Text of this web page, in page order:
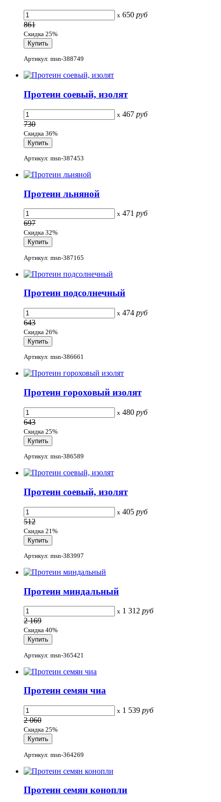
x 650 руб
861
Скидка 25%
Артикул: msn-388749
Протеин соевый, изолят
x 467 руб
730
Скидка 36%
Артикул: msn-387453
Протеин льняной
x 471 руб
697
Скидка 32%
Артикул: msn-387165
Протеин подсолнечный
x 474 руб
643
Скидка 26%
Артикул: msn-386661
Протеин гороховый изолят
x 480 руб
643
Скидка 25%
Артикул: msn-386589
Протеин соевый, изолят
x 405 руб
512
Скидка 21%
Артикул: msn-383997
Протеин миндальный
x 1 312 руб
2 169
Скидка 40%
Артикул: msn-365421
Протеин семян чиа
x 1 539 руб
2 060
Скидка 25%
Артикул: msn-364269
Протеин семян конопли